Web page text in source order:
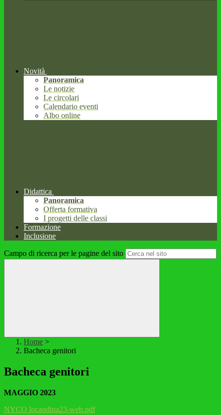
Novità
Panoramica
Le notizie
Le circolari
Calendario eventi
Albo online
Didattica
Panoramica
Offerta formativa
I progetti delle classi
Formazione
Inclusione
Campo di ricerca per le pagine del sito
Home >
Bacheca genitori
Bacheca genitori
MAGGIO 2023
NYCO locandina23-web.pdf